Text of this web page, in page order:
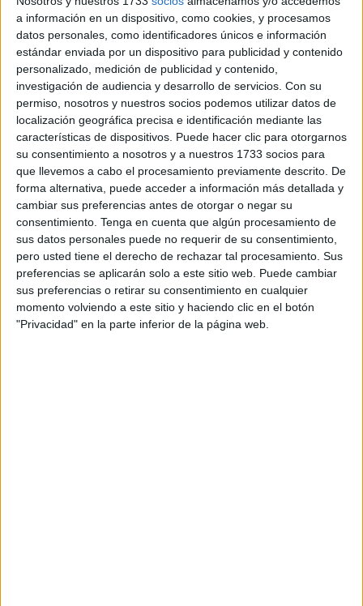
a información en un dispositivo, como cookies, y procesamos
datos personales, como identificadores únicos e información
estándar enviada por un dispositivo para publicidad y contenido
personalizado, medición de publicidad y contenido,
investigación de audiencia y desarrollo de servicios. Con su
permiso, nosotros y nuestros socios podemos utilizar datos de
localización geográfica precisa e identificación mediante las
características de dispositivos. Puede hacer clic para otorgarnos
su consentimiento a nosotros y a nuestros 1733 socios para
que llevemos a cabo el procesamiento previamente descrito. De
forma alternativa, puede acceder a información más detallada y
cambiar sus preferencias antes de otorgar o negar su
consentimiento. Tenga en cuenta que algún procesamiento de
sus datos personales puede no requerir de su consentimiento,
pero usted tiene el derecho de rechazar tal procesamiento. Sus
preferencias se aplicarán solo a este sitio web. Puede cambiar
sus preferencias o retirar su consentimiento en cualquier
momento volviendo a este sitio y haciendo clic en el botón
"Privacidad" en la parte inferior de la página web.
Mis primeros problemas de
sumas y restas